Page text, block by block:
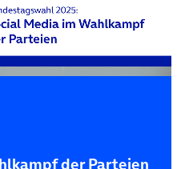
der Parteien